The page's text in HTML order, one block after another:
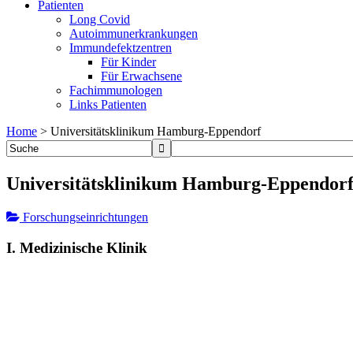
Patienten
Long Covid
Autoimmunerkrankungen
Immundefektzentren
Für Kinder
Für Erwachsene
Fachimmunologen
Links Patienten
Home > Universitätsklinikum Hamburg-Eppendorf
Universitätsklinikum Hamburg-Eppendorf
Forschungseinrichtungen
I. Medizinische Klinik